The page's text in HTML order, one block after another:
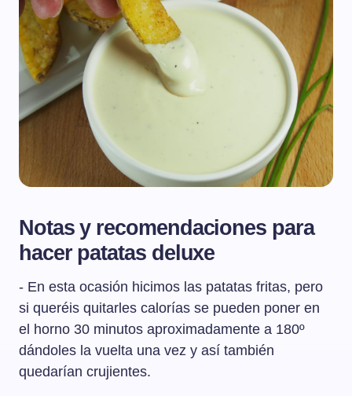
Notas y recomendaciones para
hacer patatas deluxe
- En esta ocasión hicimos las patatas fritas, pero
si queréis quitarles calorías se pueden poner en
el horno 30 minutos aproximadamente a 180º
dándoles la vuelta una vez y así también
quedarían crujientes.